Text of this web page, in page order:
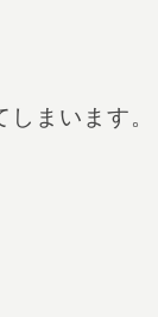
まいます。